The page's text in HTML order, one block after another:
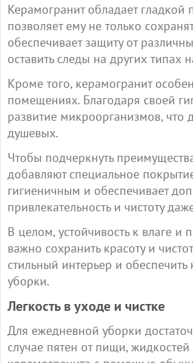
Керамогранит обладает гладкой
позволяет ему не только
обеспечивает защиту от
оставить следы на других
Кроме того, керамогранит
помещениях. Благодаря своей
развитие микроорганизмов,
душевых.
Чтобы подчеркнуть
добавляют специальное
гигиеничным и обеспечивает
привлекательность и чистоту
В целом, устойчивость к влаге
важно сохранить красоту и
стильный интерьер и
уборки.
Легкость в уходе и чистке
Для ежедневной уборки
случае пятен от пищи,